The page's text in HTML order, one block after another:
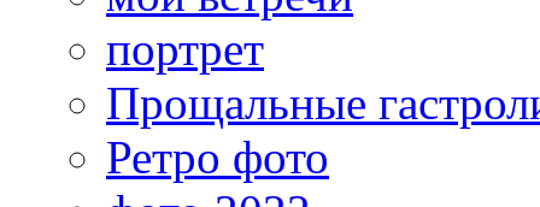
портрет
Прощальные
Ретро фото